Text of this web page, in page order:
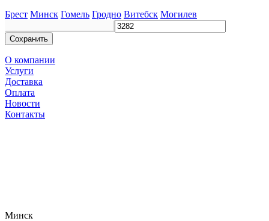
Брест Минск Гомель Гродно Витебск Могилев
Сохранить
О компании
Услуги
Доставка
Оплата
Новости
Контакты
Минск